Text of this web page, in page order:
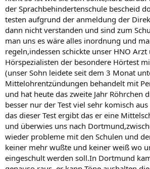
der Sprachbehindertenschule bescheid
testen aufgrund der anmeldung der
dann nicht verstanden und sind zum
man uns es wäre alles inordnung und
regeln,indessen schickte unser HNO Arzt
Hörspezialisten der besondere Hörtest
(unser Sohn leidete seit dem 3 Monat
Mittelohrentzündungen behandelt mit
und hat heute das zweite Jahr Röhrchen
besser nur der Test viel sehr komisch
das dieser Test ergibt das er eine
und überwies uns nach
wieder probleme mit den Schulen und
keiner mehr wußte und keiner weiß wo
eingeschult werden soll.In Dortmund